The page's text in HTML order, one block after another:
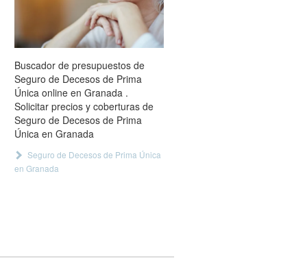
Buscador de presupuestos de
Seguro de Decesos de Prima
Única online en Granada .
Solicitar precios y coberturas de
Seguro de Decesos de Prima
Única en Granada
Seguro de Decesos de Prima Única
en Granada